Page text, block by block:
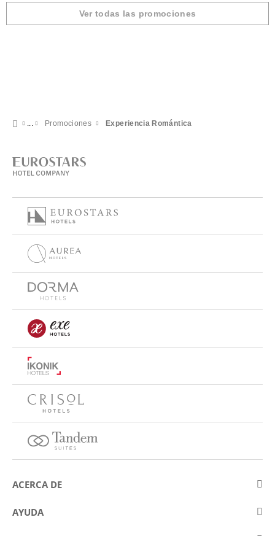
Ver todas las promociones
Promociones Experiencia Romántica
ACERCA DE
Sobre Eurostars Hotel Company
AYUDA